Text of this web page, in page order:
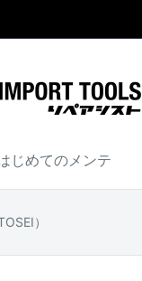
じめてのメンテ
）